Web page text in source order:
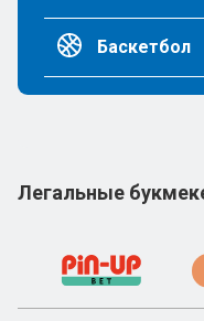
Баскетбол
Легальные